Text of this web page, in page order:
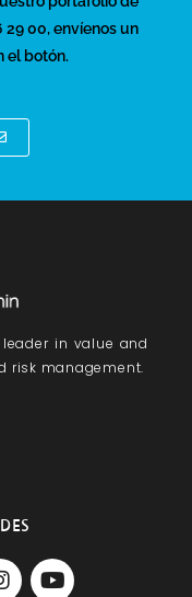
29 00, envíenos un
el botón.
in value and
risk management.
Y
o